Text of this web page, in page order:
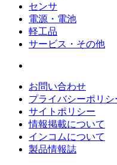
センサ
電源・電池
軽工品
サービス・その他
お問い合わせ
プライバシーポリシ
サイトポリシー
情報掲載について
インコムについて
製品情報誌